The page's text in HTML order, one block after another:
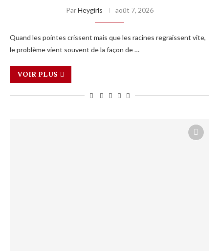
ParHeygirls août 7, 2026
Quand les pointes crissent mais que les racines regraissent vite,
le problème vient souvent de la façon de …
VOIR PLUS